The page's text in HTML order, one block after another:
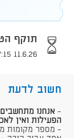
תוקף
11.6.26 17:15
חשוב לדעת
- אנחנו
הפעילות ואין
- מספר מקומות